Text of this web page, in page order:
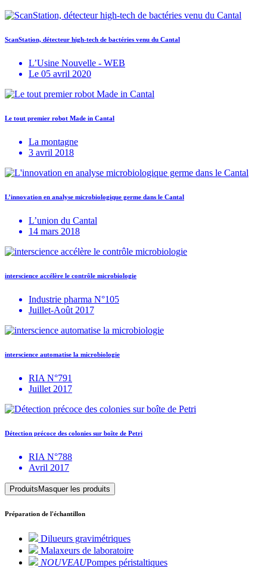
ScanStation, détecteur high-tech de bactéries venu du Cantal
L’Usine Nouvelle - WEB
Le 05 avril 2020
Le tout premier robot Made in Cantal
La montagne
3 avril 2018
L’innovation en analyse microbiologique germe dans le Cantal
L’union du Cantal
14 mars 2018
interscience accélère le contrôle microbiologie
Industrie pharma N°105
Juillet-Août 2017
interscience automatise la microbiologie
RIA N°791
Juillet 2017
Détection précoce des colonies sur boîte de Petri
RIA N°788
Avril 2017
ProduitsMasquer les produits
Préparation de l'échantillon
Dilueurs gravimétriques
Malaxeurs de laboratoire
NOUVEAUPompes péristaltiques